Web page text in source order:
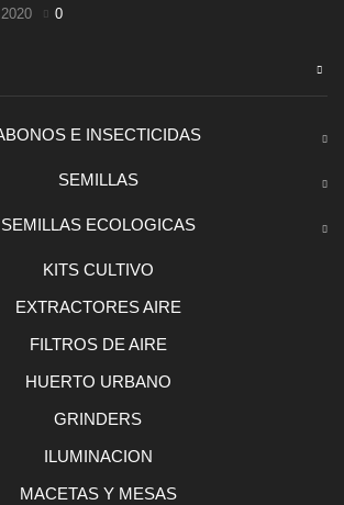
0
E INSECTICIDAS
SEMILLAS
SEMILLAS ECOLOGICAS
KITS CULTIVO
EXTRACTORES AIRE
FILTROS DE AIRE
HUERTO URBANO
GRINDERS
ILUMINACION
MACETAS Y MESAS